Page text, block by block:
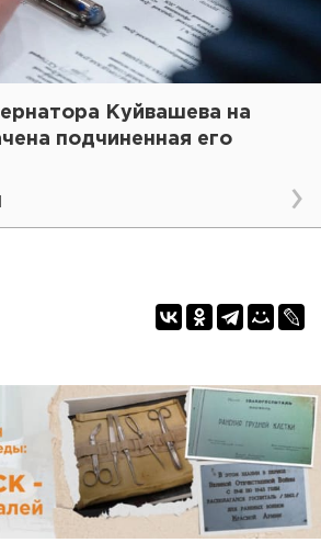
Куйвашева на
подчиненная его